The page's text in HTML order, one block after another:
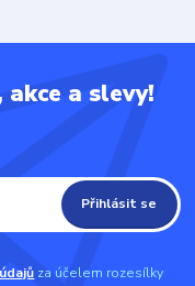
akce a slevy!
Přihlásit se
za účelem rozesílky